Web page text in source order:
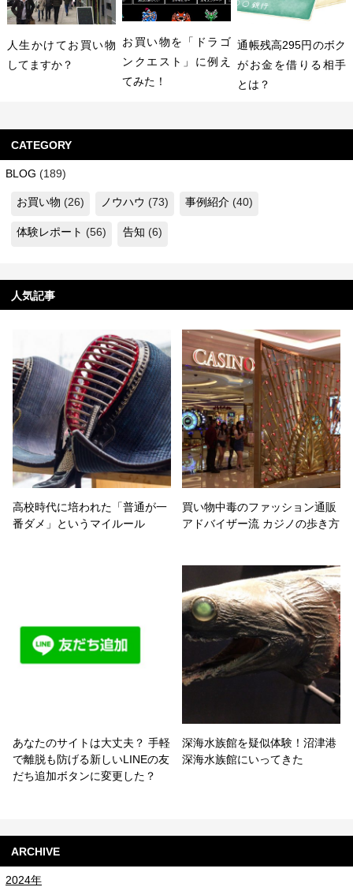
人生かけてお買い物
してますか？
お買い物を「ドラゴ
ンクエスト」に例え
てみた！
通帳残高295円のボク
がお金を借りる相手
とは？
CATEGORY
BLOG (189)
お買い物 (26) ノウハウ (73) 事例紹介 (40)
体験レポート (56) 告知 (6)
人気記事
高校時代に培われた「普通が一
番ダメ」というマイルール
買い物中毒のファッション通販
アドバイザー流 カジノの歩き方
あなたのサイトは大丈夫？ 手軽
で離脱も防げる新しいLINEの友
だち追加ボタンに変更した？
深海水族館を疑似体験！沼津港
深海水族館にいってきた
ARCHIVE
2024年